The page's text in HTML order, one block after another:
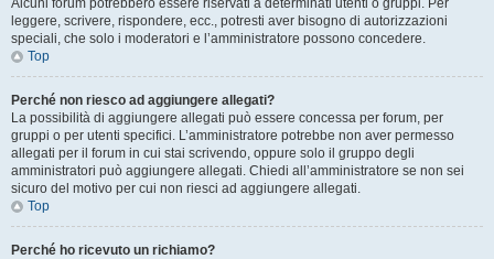
Alcuni forum potrebbero essere riservati a determinati utenti o gruppi. Per
leggere, scrivere, rispondere, ecc., potresti aver bisogno di autorizzazioni
speciali, che solo i moderatori e l’amministratore possono concedere.
Top
Perché non riesco ad aggiungere allegati?
La possibilità di aggiungere allegati può essere concessa per forum, per
gruppi o per utenti specifici. L’amministratore potrebbe non aver permesso
allegati per il forum in cui stai scrivendo, oppure solo il gruppo degli
amministratori può aggiungere allegati. Chiedi all’amministratore se non sei
sicuro del motivo per cui non riesci ad aggiungere allegati.
Top
Perché ho ricevuto un richiamo?